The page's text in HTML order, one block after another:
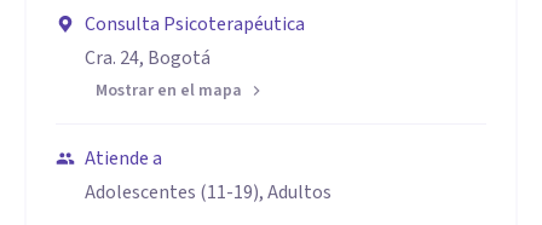
Consulta Psicoterapéutica
Cra. 24, Bogotá
Mostrar en el mapa
Atiende a
Adolescentes (11-19), Adultos